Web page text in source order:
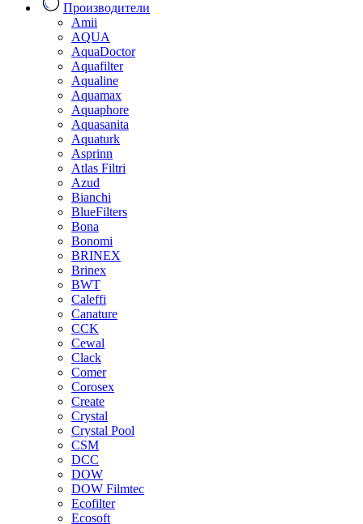
Производители
Amii
AQUA
AquaDoctor
Aquafilter
Aqualine
Aquamax
Aquaphore
Aquasanita
Aquaturk
Asprinn
Atlas Filtri
Azud
Bianchi
BlueFilters
Bona
Bonomi
BRINEX
Brinex
BWT
Caleffi
Canature
CCK
Cewal
Clack
Comer
Corosex
Create
Crystal
Crystal Pool
CSM
DCC
DOW
DOW Filmtec
Ecofilter
Ecosoft